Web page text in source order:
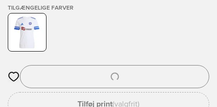
TILGÆNGELIGE FARVER
Åbner en Modal til at logge ind eller tilmelde dig som medlem
Tilføj print(valgfrit)